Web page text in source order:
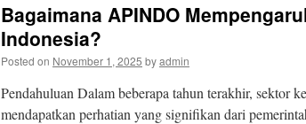
Bagaimana APINDO
Indonesia?
Posted on November 1, 2025 byadmin
Pendahuluan Dalam beberapa tahun terakhir, sektor
mendapatkan perhatian yang signifikan dari